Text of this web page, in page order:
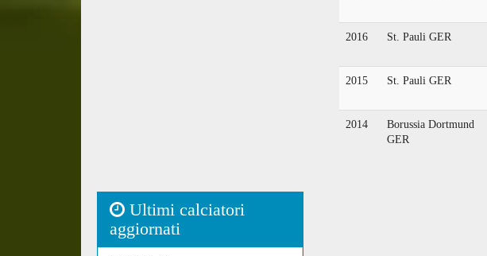
Ultimi calciatori
aggiornati
2016 St. Pauli GER
2015 St. Pauli GER
2014
Borussia Dortmund
GER